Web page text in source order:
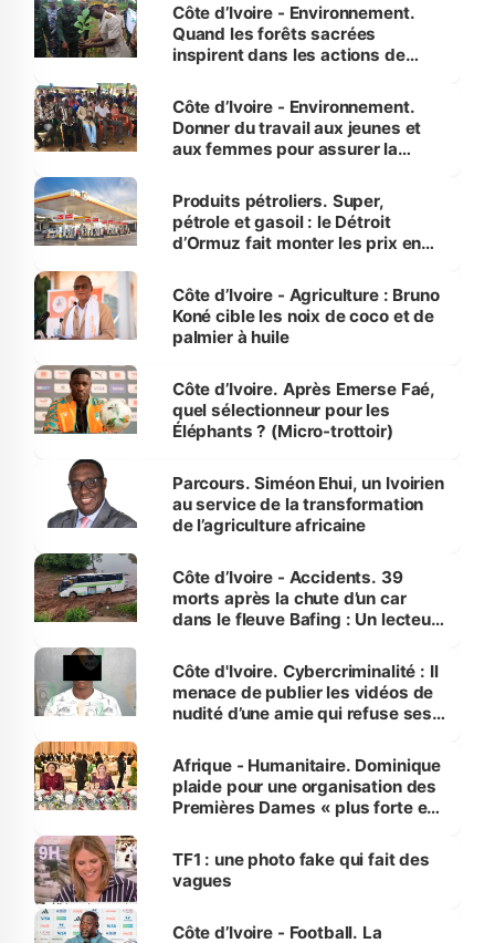
Côte d’Ivoire - Environnement.
Quand les forêts sacrées
inspirent dans les actions de
Côte d’Ivoire - Environnement.
Donner du travail aux jeunes et
aux femmes pour assurer la
menacées
Produits pétroliers. Super,
pétrole et gasoil : le Détroit
d’Ormuz fait monter les prix en
Côte d’Ivoire - Agriculture : Bruno
Koné cible les noix de coco et de
palmier à huile
Côte d’Ivoire. Après Emerse Faé,
quel sélectionneur pour les
Éléphants ? (Micro-trottoir)
Parcours. Siméon Ehui, un Ivoirien
au service de la transformation
de l’agriculture africaine
Côte d’Ivoire - Accidents. 39
morts après la chute d’un car
dans le fleuve Bafing : Un lecteur
des Transports
Côte d'Ivoire. Cybercriminalité : Il
menace de publier les vidéos de
nudité d’une amie qui refuse ses
Afrique - Humanitaire. Dominique
plaide pour une organisation des
Premières Dames « plus forte et
sur la scène internationale »
TF1 : une photo fake qui fait des
vagues
Côte d’Ivoire - Football. La